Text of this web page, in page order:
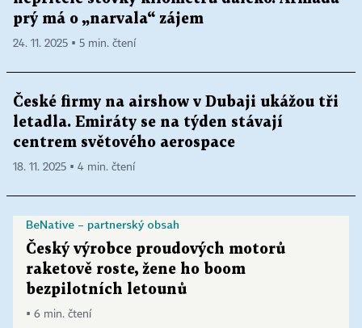
prý má o „narvala“ zájem
24. 11. 2025 ▪ 5 min. čtení
České firmy na airshow v Dubaji ukážou tři
letadla. Emiráty se na týden stávají
centrem světového aerospace
18. 11. 2025 ▪ 4 min. čtení
BeNative – partnerský obsah
Český výrobce proudových motorů
raketově roste, žene ho boom
bezpilotních letounů
▪ 6 min. čtení